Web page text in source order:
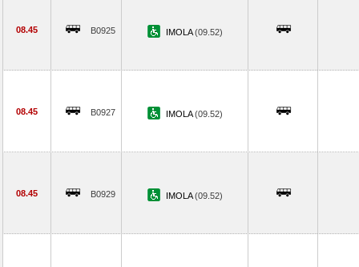
08.45 B0925 IMOLA(09.52)
08.45 B0927 IMOLA(09.52)
08.45 B0929 IMOLA(09.52)